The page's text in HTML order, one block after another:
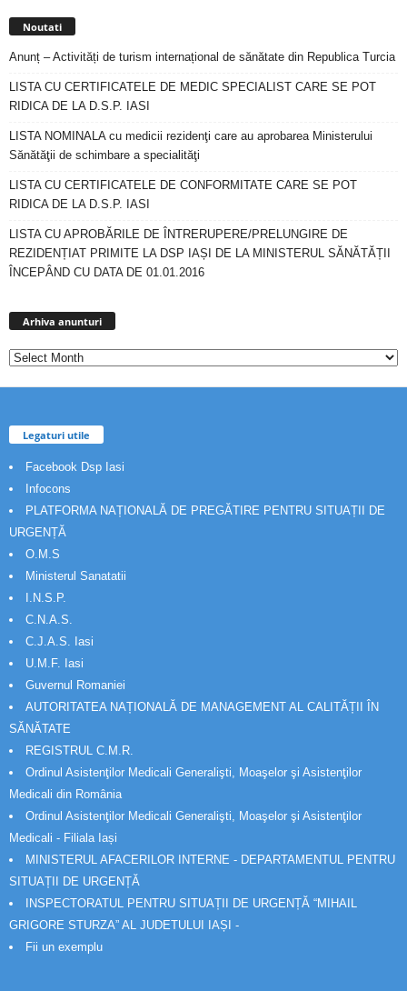
Noutati
Anunț – Activități de turism internațional de sănătate din Republica Turcia
LISTA CU CERTIFICATELE DE MEDIC SPECIALIST CARE SE POT
RIDICA DE LA D.S.P. IASI
LISTA NOMINALA cu medicii rezidenţi care au aprobarea Ministerului
Sănătăţii de schimbare a specialităţi
LISTA CU CERTIFICATELE DE CONFORMITATE CARE SE POT
RIDICA DE LA D.S.P. IASI
LISTA CU APROBĂRILE DE ÎNTRERUPERE/PRELUNGIRE DE
REZIDENȚIAT PRIMITE LA DSP IAȘI DE LA MINISTERUL SĂNĂTĂȚII
ÎNCEPÂND CU DATA DE 01.01.2016
Arhiva anunturi
Legaturi utile
Facebook Dsp Iasi
Infocons
PLATFORMA NAȚIONALĂ DE PREGĂTIRE PENTRU SITUAȚII DE
URGENȚĂ
O.M.S
Ministerul Sanatatii
I.N.S.P.
C.N.A.S.
C.J.A.S. Iasi
U.M.F. Iasi
Guvernul Romaniei
AUTORITATEA NAȚIONALĂ DE MANAGEMENT AL CALITĂȚII ÎN
SĂNĂTATE
REGISTRUL C.M.R.
Ordinul Asistenţilor Medicali Generalişti, Moaşelor şi Asistenţilor
Medicali din România
Ordinul Asistenţilor Medicali Generalişti, Moaşelor şi Asistenţilor
Medicali - Filiala Iași
MINISTERUL AFACERILOR INTERNE - DEPARTAMENTUL PENTRU
SITUAȚII DE URGENȚĂ
INSPECTORATUL PENTRU SITUAȚII DE URGENȚĂ “MIHAIL
GRIGORE STURZA” AL JUDETULUI IAȘI -
Fii un exemplu